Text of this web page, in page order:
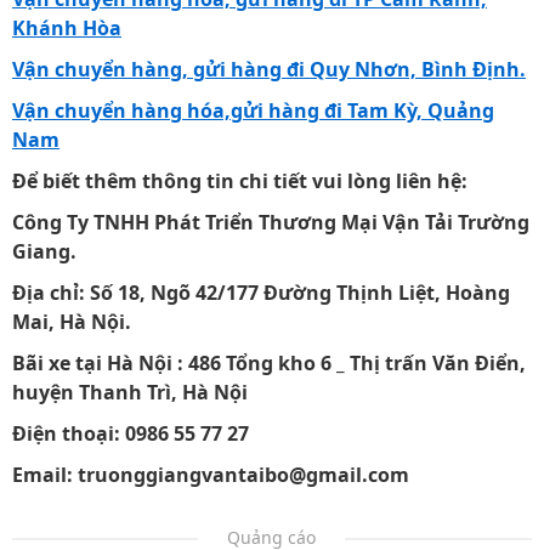
Khánh Hòa
Vận chuyển hàng, gửi hàng đi Quy Nhơn, Bình Định.
Vận chuyển hàng hóa,gửi hàng đi Tam Kỳ, Quảng
Nam
Để biết thêm thông tin chi tiết vui lòng liên hệ:
Công Ty TNHH Phát Triển Thương Mại Vận Tải Trường
Giang.
Địa chỉ: Số 18, Ngõ 42/177 Đường Thịnh Liệt, Hoàng
Mai, Hà Nội.
Bãi xe tại Hà Nội : 486 Tổng kho 6 _ Thị trấn Văn Điển,
huyện Thanh Trì, Hà Nội
Điện thoại: 0986 55 77 27
Email: truonggiangvantaibo@gmail.com
Quảng cáo